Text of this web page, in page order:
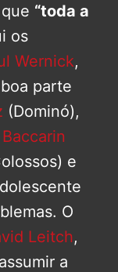
“toda a
os
Wernick,
parte
(Dominó),
e
O
Leitch,
a